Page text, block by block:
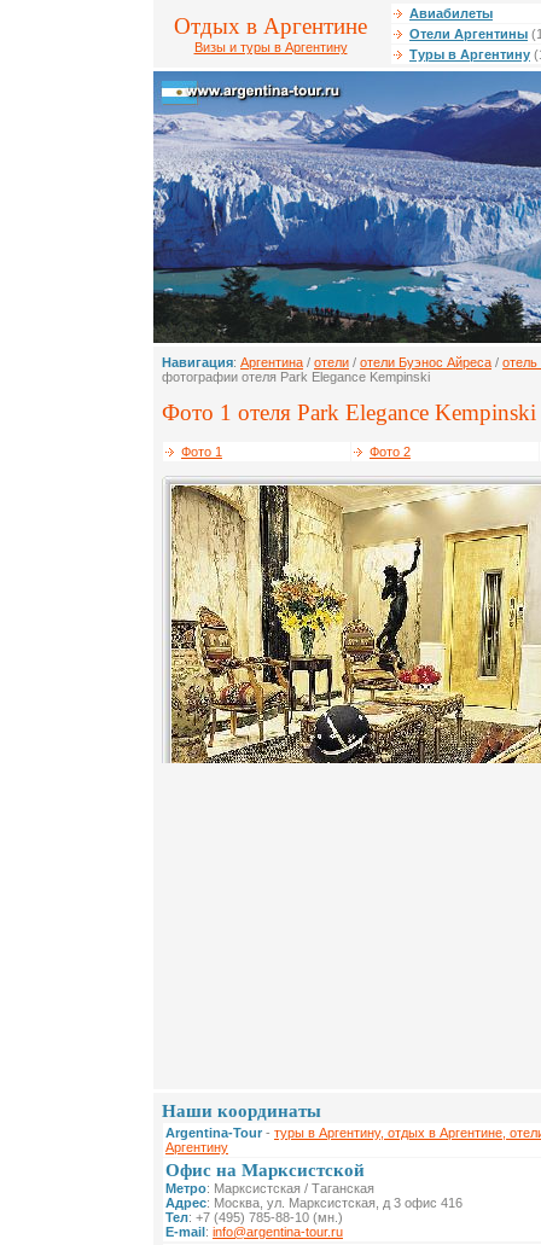
Отдых в Аргентине
Визы и туры в Аргентину
Авиабилеты
Отели Аргентины
Туры в Аргентину
Навигация: Аргентина / отели / отели Буэнос Айреса /
фотографии отеля Park Elegance Kempinski
Фото 1 отеля Park Elegance
Фото 1 Фото 2
Наши координаты
Argentina-Tour - туры в Аргентину, отдых в Аргентине,
Аргентину
Офис на Марксистской
Метро: Марксистская / Таганская
Адрес: Москва, ул. Марксистская, д 3 офис 416
Тел: +7 (495) 785-88-10 (мн.)
E-mail: info@argentina-tour.ru